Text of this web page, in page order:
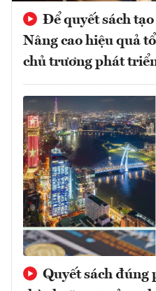
Để quyết sách
Nâng cao hiệu quả
chủ trương phát
Quyết sách đúng